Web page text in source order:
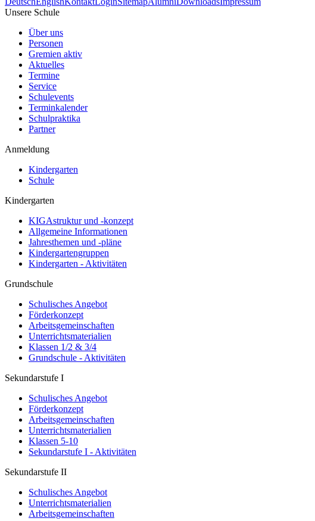
Unsere Schule
Über uns
Personen
Gremien aktiv
Aktuelles
Termine
Service
Schulevents
Terminkalender
Schulpraktika
Partner
Anmeldung
Kindergarten
Schule
Kindergarten
KIGAstruktur und -konzept
Allgemeine Informationen
Jahresthemen und -pläne
Kindergartengruppen
Kindergarten - Aktivitäten
Grundschule
Schulisches Angebot
Förderkonzept
Arbeitsgemeinschaften
Unterrichtsmaterialien
Klassen 1/2 & 3/4
Grundschule - Aktivitäten
Sekundarstufe I
Schulisches Angebot
Förderkonzept
Arbeitsgemeinschaften
Unterrichtsmaterialien
Klassen 5-10
Sekundarstufe I - Aktivitäten
Sekundarstufe II
Schulisches Angebot
Unterrichtsmaterialien
Arbeitsgemeinschaften